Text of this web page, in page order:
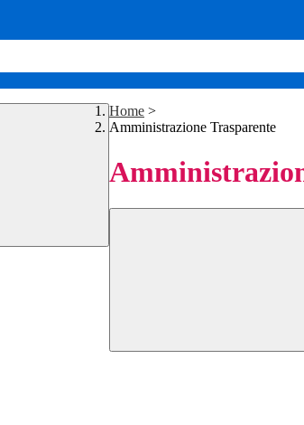
Home >
Amministrazione Trasparente